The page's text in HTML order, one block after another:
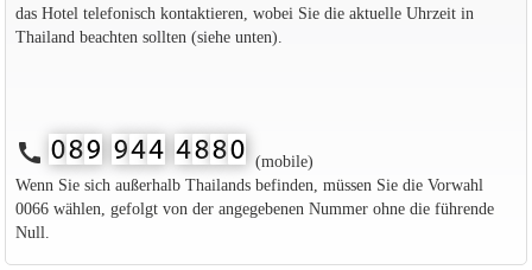
das Hotel telefonisch kontaktieren, wobei Sie die aktuelle Uhrzeit in
Thailand beachten sollten (siehe unten).
call
(mobile)
Wenn Sie sich außerhalb Thailands befinden, müssen Sie die Vorwahl
0066 wählen, gefolgt von der angegebenen Nummer ohne die führende
Null.